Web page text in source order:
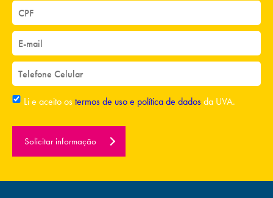
Li e aceito ostermos de uso e política de dadosda UVA.
Solicitar informação